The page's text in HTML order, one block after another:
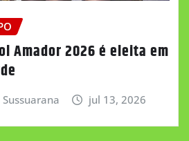
Amador 2026 é eleita em
jul 13, 2026